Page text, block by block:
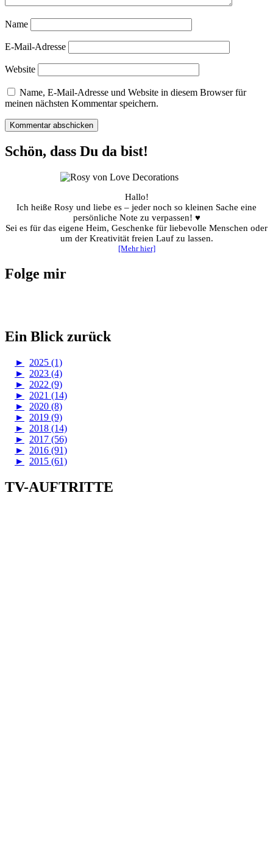
Name
E-Mail-Adresse
Website
Name, E-Mail-Adresse und Website in diesem Browser für
meinen nächsten Kommentar speichern.
Schön, dass Du da bist!
Hallo!
Ich heiße Rosy und liebe es – jeder noch so kleinen Sache eine
persönliche Note zu verpassen! ♥
Sei es für das eigene Heim, Geschenke für liebevolle Menschen oder
um der Kreativität freien Lauf zu lassen.
[Mehr hier]
Folge mir
Ein Blick zurück
►
2025 (1)
►
2023 (4)
►
2022 (9)
►
2021 (14)
►
2020 (8)
►
2019 (9)
►
2018 (14)
►
2017 (56)
►
2016 (91)
►
2015 (61)
TV-AUFTRITTE